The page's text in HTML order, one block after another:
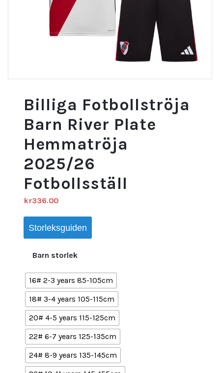
Billiga Fotbollströja
Barn River Plate
Hemmatröja
2025/26
Fotbollsställ
kr336.00
Storleksguiden
Barn storlek
16# 2-3 years 85-105cm
18# 3-4 years 105-115cm
20# 4-5 years 115-125cm
22# 6-7 years 125-135cm
24# 8-9 years 135-145cm